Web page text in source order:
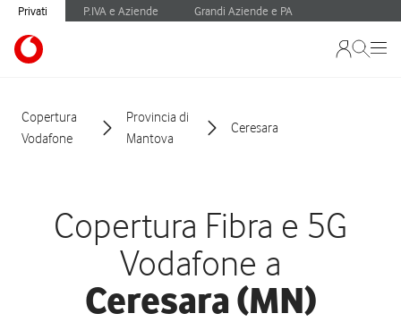
Privati P.IVA e Aziende Grandi Aziende e PA
Copertura
Vodafone
Provincia di
Mantova
Ceresara
Copertura Fibra e 5G
Vodafone a
Ceresara (MN)